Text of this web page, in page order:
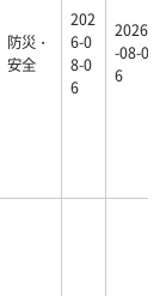
防災・
安全
202
6-0
8-0
6
2026
-08-0
6